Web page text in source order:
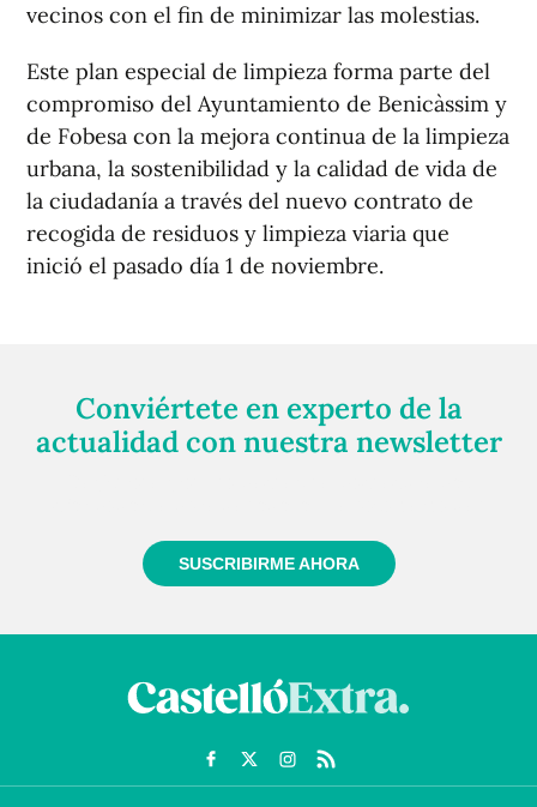
vecinos con el fin de minimizar las molestias.
Este plan especial de limpieza forma parte del
compromiso del Ayuntamiento de Benicàssim y
de Fobesa con la mejora continua de la limpieza
urbana, la sostenibilidad y la calidad de vida de
la ciudadanía a través del nuevo contrato de
recogida de residuos y limpieza viaria que
inició el pasado día 1 de noviembre.
Conviértete en experto de la
actualidad con nuestra newsletter
SUSCRIBIRME AHORA